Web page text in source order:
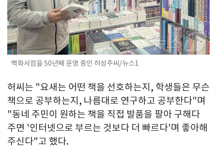
백화서점을 50년째 운영 중인 허성주씨/뉴스1
허씨는 "요새는 어떤 책을 선호하는지, 학생들은 무슨
책으로 공부하는지, 나름대로 연구하고 공부한다"며
"동네 주민이 원하는 책을 직접 발품을 팔아 구해다
주면 '인터넷으로 부르는 것보다 더 빠르다'며 좋아해
주신다"고 했다.